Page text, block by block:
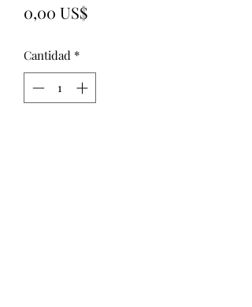
0,00 US$Precio
Cantidad *